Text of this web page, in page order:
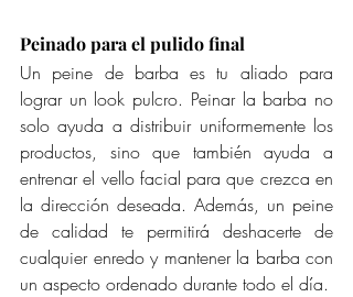
Peinado para el pulido final
Un peine de barba es tu aliado para
lograr un look pulcro. Peinar la barba no
solo ayuda a distribuir uniformemente los
productos, sino que también ayuda a
entrenar el vello facial para que crezca en
la dirección deseada. Además, un peine
de calidad te permitirá deshacerte de
cualquier enredo y mantener la barba con
un aspecto ordenado durante todo el día.